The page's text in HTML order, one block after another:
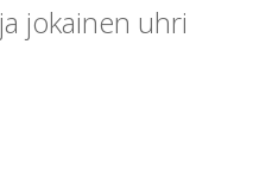
jokainen uhri